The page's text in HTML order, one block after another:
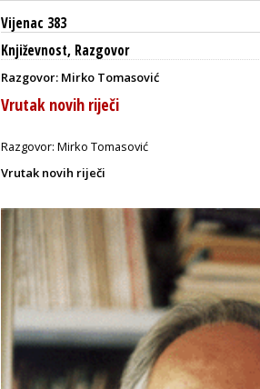
Vijenac 383
Književnost, Razgovor
Razgovor: Mirko Tomasović
Vrutak novih riječi
Razgovor: Mirko Tomasović
Vrutak novih riječi